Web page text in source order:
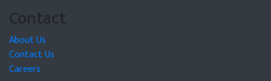
Contact
About Us
Contact Us
Careers